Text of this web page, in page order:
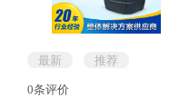
最新 推荐
0条评价